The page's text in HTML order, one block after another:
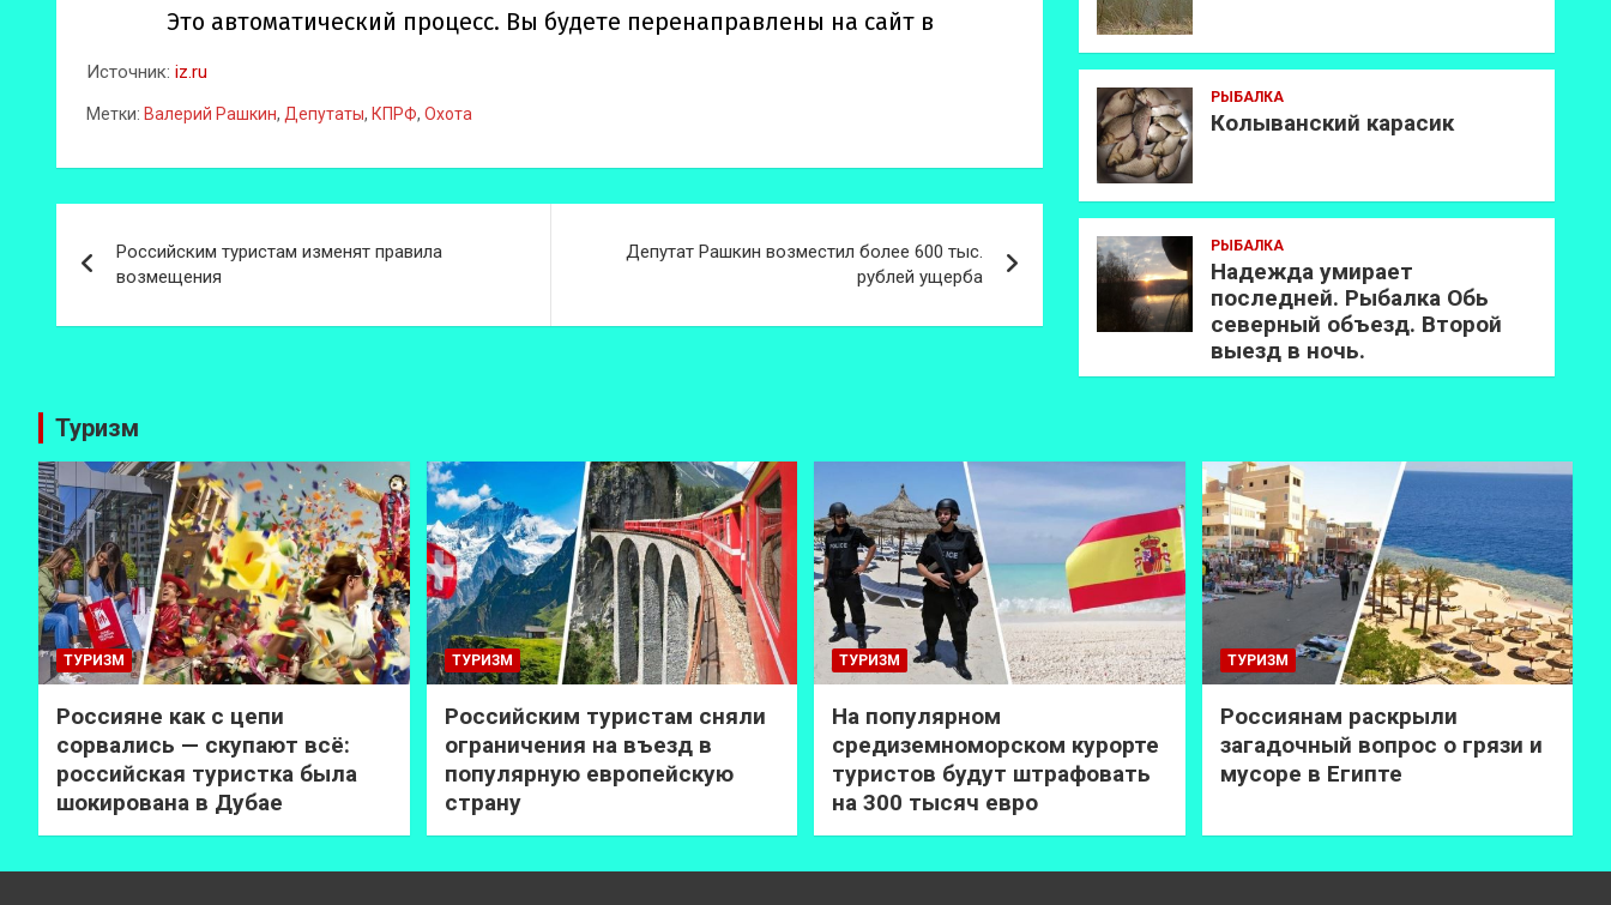
Источник: iz.ru
Метки: Валерий Рашкин, Депутаты, КПРФ, Охота
по
записям
Российским туристам изменят правила
возмещения
Депутат Рашкин возместил более 600 тыс.
рублей ущерба
РЫБАЛКА
Колыванский карасик
РЫБАЛКА
Надежда умирает
последней. Рыбалка Обь
северный объезд. Второй
выезд в ночь.
Туризм
ТУРИЗМ
Россияне как с цепи
сорвались — скупают всё:
российская туристка была
шокирована в Дубае
ТУРИЗМ
Российским туристам сняли
ограничения на въезд в
популярную европейскую
страну
ТУРИЗМ
На популярном
средиземноморском курорте
туристов будут штрафовать
на 300 тысяч евро
ТУРИЗМ
Россиянам раскрыли
загадочный вопрос о грязи и
мусоре в Египте